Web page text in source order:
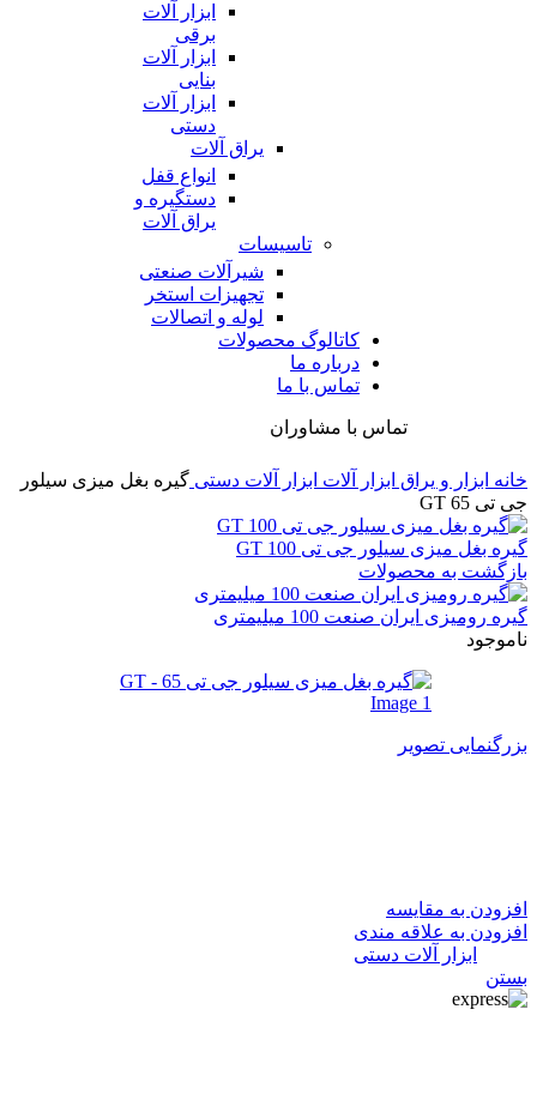
ابزار آلات
برقی
ابزار آلات
بنایی
ابزار آلات
دستی
یراق آلات
انواع قفل
دستگیره و
یراق آلات
تاسیسات
شیرآلات صنعتی
تجهیزات استخر
لوله و اتصالات
کاتالوگ محصولات
درباره ما
تماس با ما
تماس با مشاوران
خانه ابزار و یراق ابزار آلات ابزار آلات دستی گیره بغل میزی سیلور
جی تی 65 GT
گیره بغل میزی سیلور جی تی 100 GT
بازگشت به محصولات
گیره رومیزی ایران صنعت 100 میلیمتری
ناموجود
بزرگنمایی تصویر
افزودن به مقایسه
افزودن به علاقه مندی
ابزار آلات دستی
بستن